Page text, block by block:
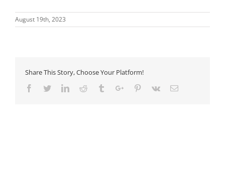
August 19th, 2023
Share This Story, Choose Your Platform!
Facebook
TwitterLinkedinReddit TumblrGoogle+Pinterest
Vk Email